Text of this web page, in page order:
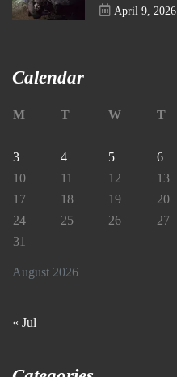
April 9, 2026
Calendar
August 2026
M T W T
3
4 5 6
10
11 12 13
17
18 19 20
24
25 26 27
31
« Jul